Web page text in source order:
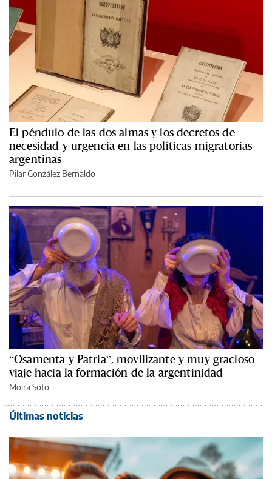
El péndulo de las dos almas y los decretos de
necesidad y urgencia en las políticas migratorias
argentinas
Pilar González Bernaldo
“Osamenta y Patria”, movilizante y muy gracioso
viaje hacia la formación de la argentinidad
Moira Soto
Últimas noticias